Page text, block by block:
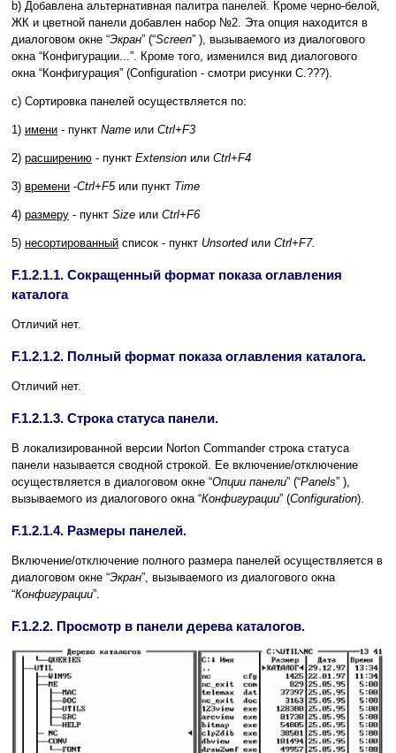
b) Добавлена альтернативная палитра панелей. Кроме черно-белой,
ЖК и цветной панели добавлен набор №2. Эта опция находится в
диалоговом окне “Экран” (“Screen” ), вызываемого из диалогового
окна “Конфигурации...”. Кроме того, изменился вид диалогового
окна “Конфигурация” (Configuration - смотри рисунки C.???).
с) Сортировка панелей осуществляется по:
1) имени - пункт Name или Ctrl+F3
2) расширению - пункт Extension или Ctrl+F4
3) времени -Ctrl+F5или пункт Time
4) размеру - пункт Size или Ctrl+F6
5) несортированный список - пункт Unsortedили Ctrl+F7.
F.1.2.1.1. Сокращенный формат показа оглавления
каталога
Отличий нет.
F.1.2.1.2. Полный формат показа оглавления каталога.
Отличий нет.
F.1.2.1.3. Строка статуса панели.
В локализированной версии Norton Commander строка статуса
панели называется сводной строкой. Ее включение/отключение
осуществляется в диалоговом окне “Опции панели” (“Panels” ),
вызываемого из диалогового окна “Конфигурации” (Configuration).
F.1.2.1.4. Размеры панелей.
Включение/отключение полного размера панелей осуществляется в
диалоговом окне “Экран”, вызываемого из диалогового окна
“Конфигурации”.
F.1.2.2. Просмотр в панели дерева каталогов.